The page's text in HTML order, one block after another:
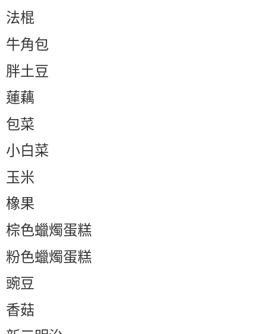
法棍
牛角包
胖土豆
蓮藕
包菜
小白菜
玉米
橡果
棕色蠟燭蛋糕
粉色蠟燭蛋糕
豌豆
香菇